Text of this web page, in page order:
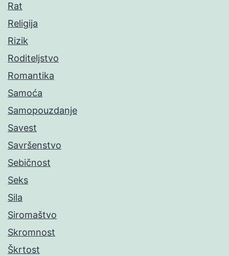
Rat
Religija
Rizik
Roditeljstvo
Romantika
Samoća
Samopouzdanje
Savest
Savršenstvo
Sebičnost
Seks
Sila
Siromaštvo
Skromnost
Škrtost